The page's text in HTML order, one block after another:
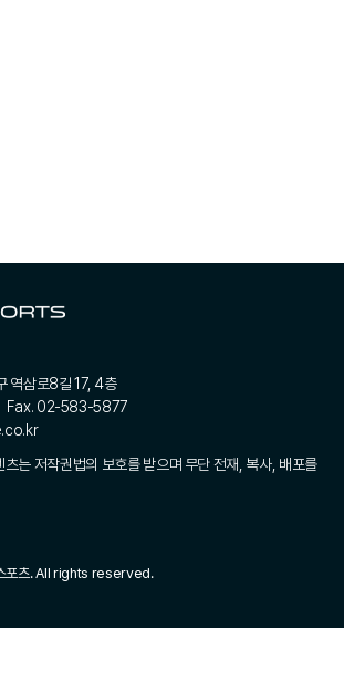
역삼로8길 17, 4층
02-583-5877
츠는 저작권법의 보호를 받으며 무단 전재, 복사, 배포를
포츠. All rights reserved.